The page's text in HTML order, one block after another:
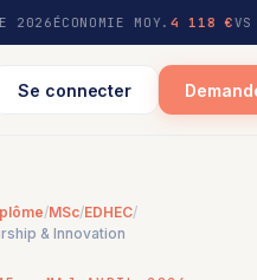
2026 ÉCONOMIE MOY. 4 118 €
Se connecter
/MSc/EDHEC/
& Innovation